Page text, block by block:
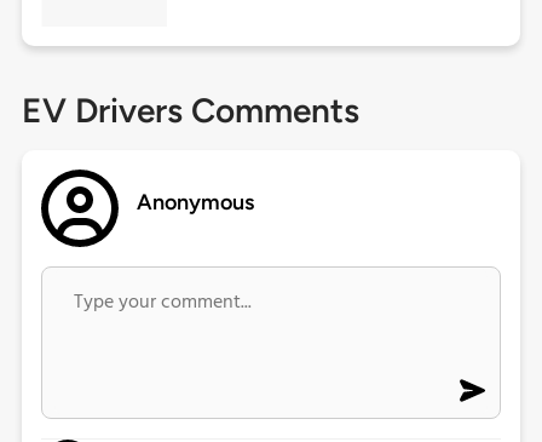
EV Drivers Comments
Anonymous